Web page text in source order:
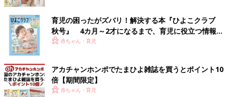
様子を見ることになりました。
ですが、その後も風邪や胃腸炎など毎週のように発熱し、そのた
びにけいれん発作を繰り返し、けいれんが20～30分以上止まら
なくなることも何度もありました。けいれん発作が5回目に起き
たころからは、定期的に通院しててんかん発作を抑える薬を処方
してもらうようになりました」（郁恵さん）
育児の困ったがズバリ！解決する本『ひよこクラブ
秋号』 4カ月～2才になるまで、育児に役立つ情報が
いっぱい！
赤ちゃん・育児
アカチャンホンポでたまひよ雑誌を買うとポイント10
倍【期間限定】
赤ちゃん・育児